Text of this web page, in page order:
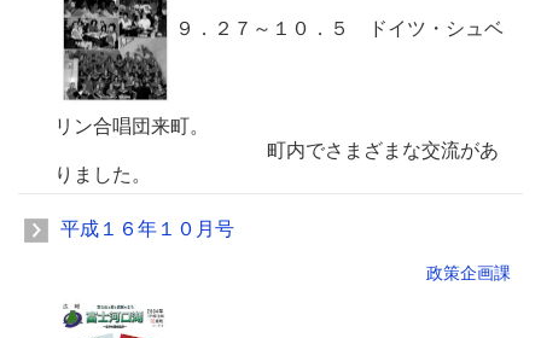
９．２７～１０．５ ドイツ・シュベ
リン合唱団来町。
町内でさまざまな交流があ
りました。
平成１６年１０月号
政策企画課